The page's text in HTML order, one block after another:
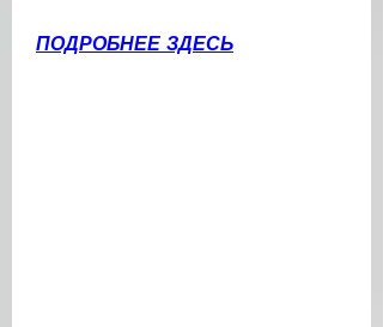
ПОДРОБНЕЕ ЗДЕСЬ